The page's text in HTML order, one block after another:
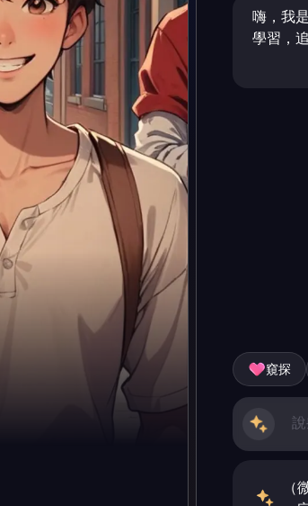
嗨，我
學習，
窺探